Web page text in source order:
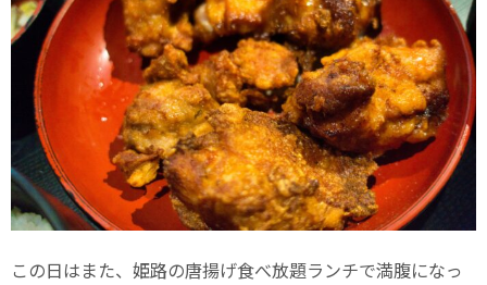
この日はまた、姫路の唐揚げ食べ放題ランチで満腹になっ